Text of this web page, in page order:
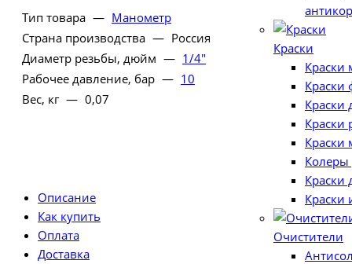
Краски
Краски
Краски
Краски
Краски
Краски
Колеры
Краски
Краски
Очистители
Тип товара — Манометр
Страна производства — Россия
Диаметр резьбы, дюйм — 1/4"
Рабочее давление, бар — 10
Вес, кг — 0,07
Описание
Как купить
Оплата
Доставка